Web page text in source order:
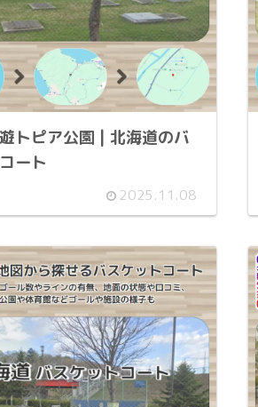
トピア公園 | 北海道のバ
ート
2025.11.08